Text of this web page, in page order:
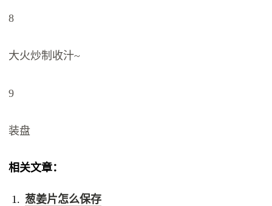
8
大火炒制收汁~
9
装盘
相关文章：
葱姜片怎么保存